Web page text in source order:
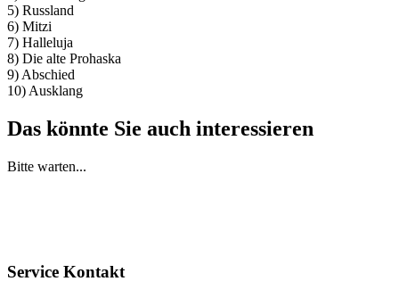
5) Russland
6) Mitzi
7) Halleluja
8) Die alte Prohaska
9) Abschied
10) Ausklang
Das könnte Sie auch interessieren
Bitte warten...
Service Kontakt